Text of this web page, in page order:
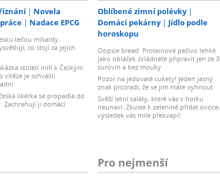
Novela
Nadace EPCG
tečou miliardy.
co stojí za jejich
století míří k Českým
vítěze je schválili
likérka se propadla do
Zachraňují ji domácí
Oblíbené zimní polévky
Domácí pekárny
Jídlo podle
horoskopu
Oopsie bread: Proteinové pečivo lehké
jako obláček zvládnete připravit jen ze 3
surovin a bez mouky
Pozor na jedovaté cukety! Jeden jasný
znak prozradí, že se jim máte vyhnout
Svěží letní saláty, které vás v horku
neunaví: Zkuste k zelenině přidat ovoce,
výsledek vás mile překvapí!
Pro nejmenší